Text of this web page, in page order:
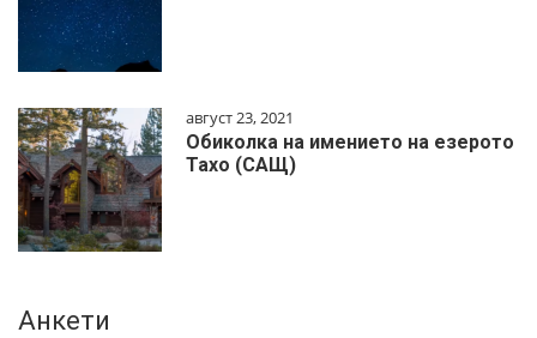
август 23, 2021
Обиколка на имението на езерото
Тахо (САЩ)
Анкети